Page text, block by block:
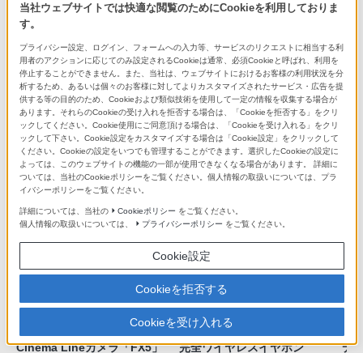
Xperia 1 VIII SIMフリー XQ-
GE44-1 ブラック
XQ-GE44-1/B
完全ワイヤレスイヤホン
「WF-1000XM6」ブラック
WF-1000XM6/B
ッ
最近チェックした商品
Cinema Lineカメラ「FX5」 完全ワイヤレスイヤホン デ
当社ウェブサイトでは快適な閲覧のためにCookieを利用しておりま
す。
プライバシー設定、ログイン、フォームへの入力等、サービスのリクエストに相当する利
用者のアクションに応じてのみ設定されるCookieは通常、必須Cookieと呼ばれ、利用を
停止することができません。また、当社は、ウェブサイトにおけるお客様の利用状況を分
析するため、あるいは個々のお客様に対してよりカスタマイズされたサービス・広告を提
供する等の目的のため、Cookieおよび類似技術を使用して一定の情報を収集する場合が
あります。それらのCookieの受け入れを拒否する場合は、「Cookieを拒否する」をクリ
ックしてください。Cookie使用にご同意頂ける場合は、「Cookieを受け入れる」をクリ
ックして下さい。Cookie設定をカスタマイズする場合は「Cookie設定」をクリックして
ください。Cookieの設定をいつでも管理することができます。選択したCookieの設定に
よっては、このウェブサイトの機能の一部が使用できなくなる場合があります。 詳細に
ついては、当社のCookieポリシーをご覧ください。個人情報の取扱いについては、プラ
イバシーポリシーをご覧ください。
詳細については、当社の Cookieポリシー をご覧ください。
個人情報の取扱いについては、
プライバシーポリシー をご覧ください。
Cookie設定
Cookieを拒否する
Cookieを受け入れる